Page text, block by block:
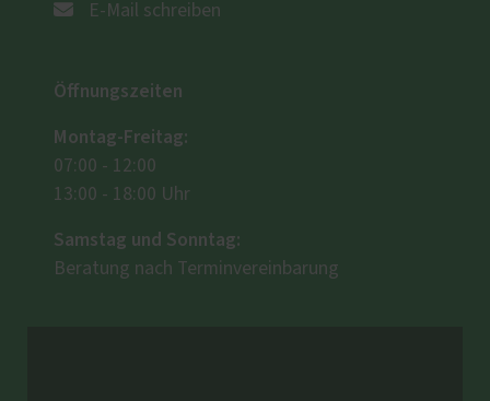
E-Mail schreiben
Öffnungszeiten
Montag-Freitag:
07:00 - 12:00
13:00 - 18:00 Uhr
Samstag und Sonntag:
Beratung nach Terminvereinbarung